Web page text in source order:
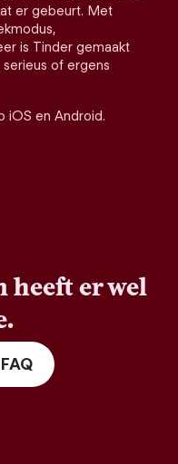
er gebeurt. Met
is Tinder gemaakt
of ergens
iOS en Android.
heeft er wel